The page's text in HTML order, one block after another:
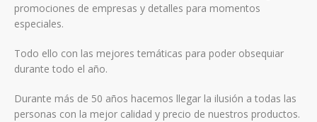
promociones de empresas y detalles para momentos
especiales.
Todo ello con las mejores temáticas para poder obsequiar
durante todo el año.
Durante más de 50 años hacemos llegar la ilusión a todas las
personas con la mejor calidad y precio de nuestros productos.